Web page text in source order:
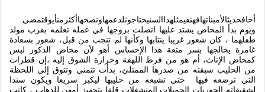
أخافحديثالأمبناتهافهنفيمثلهذاالسنيحتاجونلدعمهاونصحهاأكثرمنأيوقتمضى
ويوم بدأ المخاض يشتد عليها اتصلت بزوجها في عمله تعلمه بقرب مولد
طفلهما ، كان شعور غريبا ينتابها وكأنها لم تنجب من قبل، شعور بسعادة
غامرة يخالجها بسر متعة هذا الإحساس أهو لأن مخاض الذكور ليس
كمخاض الإناث، أم هو من فرط اللهفة وحرارة الشوق إليه ،إن قطرات
من الحليب سبقته من صدرها الممتلئ، بدأت تتمني وتتوق إلى اللحظة
التي ترضعه فيها
حتى تشبعه من حليبها ليكبر سريعا ويكون سندا
لشقيقاته الحوريات الجميلات المنشغلات قلقا بتجهيز أمهن للذهاب ، كانت